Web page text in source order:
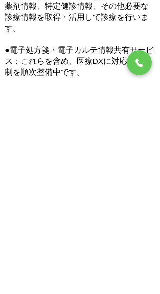
薬剤情報、特定健診情報、その他必要な
診療情報を取得・活用して診療を行いま
す。
●電子処方箋・電子カルテ情報共有サービ
ス：これらを含め、医療DXに対応する体
制を順次整備中です。